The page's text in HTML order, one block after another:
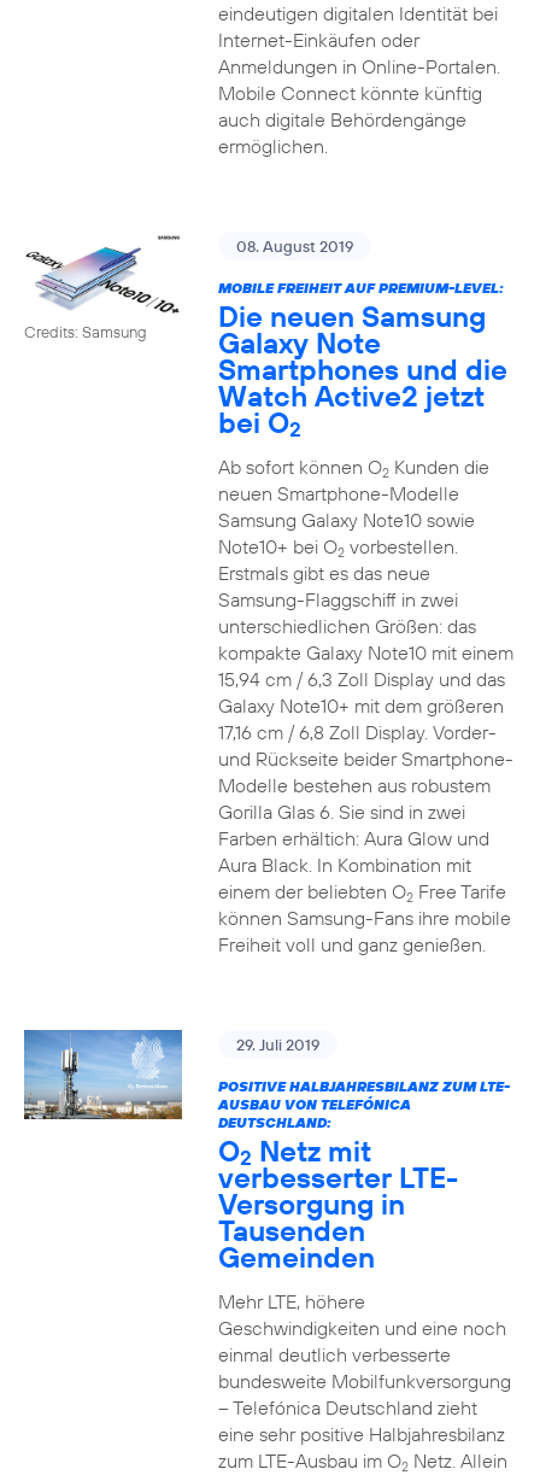
eindeutigen digitalen Identität bei
Internet-Einkäufen oder
Anmeldungen in Online-Portalen.
Mobile Connect könnte künftig
auch digitale Behördengänge
ermöglichen.
Credits: Samsung
08. August 2019
MOBILE FREIHEIT AUF PREMIUM-LEVEL:
Die neuen Samsung
Galaxy Note
Smartphones und die
Watch Active2 jetzt
bei O2
Ab sofort können O2Kunden die
neuen Smartphone-Modelle
Samsung Galaxy Note10 sowie
Note10+ bei O2vorbestellen.
Erstmals gibt es das neue
Samsung-Flaggschiff in zwei
unterschiedlichen Größen: das
kompakte Galaxy Note10 mit einem
15,94 cm / 6,3 Zoll Display und das
Galaxy Note10+ mit dem größeren
17,16 cm / 6,8 Zoll Display. Vorder-
und Rückseite beider Smartphone-
Modelle bestehen aus robustem
Gorilla Glas 6. Sie sind in zwei
Farben erhältich: Aura Glow und
Aura Black. In Kombination mit
einem der beliebten O2Free Tarife
können Samsung-Fans ihre mobile
Freiheit voll und ganz genießen.
29. Juli 2019
POSITIVE HALBJAHRESBILANZ ZUM LTE-
AUSBAU VON TELEFÓNICA
DEUTSCHLAND:
O2 Netz mit
verbesserter LTE-
Versorgung in
Tausenden
Gemeinden
Mehr LTE, höhere
Geschwindigkeiten und eine noch
einmal deutlich verbesserte
bundesweite Mobilfunkversorgung
– Telefónica Deutschland zieht
eine sehr positive Halbjahresbilanz
zum LTE-Ausbau im O2Netz. Allein